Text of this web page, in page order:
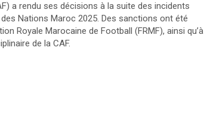
a rendu ses décisions à la suite des incidents
Nations Maroc 2025. Des sanctions ont été
Royale Marocaine de Football (FRMF), ainsi qu’à
de la CAF.